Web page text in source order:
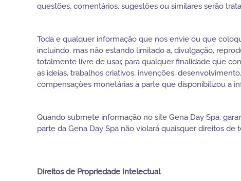
questões, comentários, sugestões ou similares serão
Toda e qualquer informação que nos envie ou que
incluindo, mas não estando limitado a, divulgação,
totalmente livre de usar, para qualquer finalidade que
as ideias, trabalhos criativos, invenções,
compensações monetárias à parte que disponibilizou a
Quando submete informação no site Gena Day Spa,
parte da Gena Day Spa não violará quaisquer direitos
Direitos de Propriedade Intelectual